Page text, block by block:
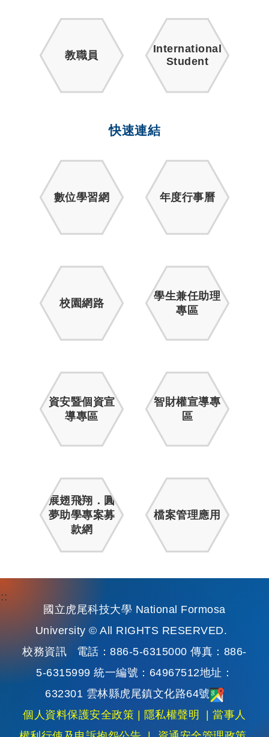
教職員
International
Student
快速連結
數位學習網 年度行事曆
校園網路
學生兼任助理
專區
資安暨個資宣
導專區
智財權宣導專
區
展翅飛翔．圓
夢助學專案募
款網
檔案管理應用
國立虎尾科技大學 National Formosa
University © All RIGHTS RESERVED.
校務資訊 電話：886-5-6315000 傳真：886-
5-6315999 統一編號：64967512地址：
632301 雲林縣虎尾鎮文化路64號
個人資料保護安全政策
隱私權聲明 |當事人